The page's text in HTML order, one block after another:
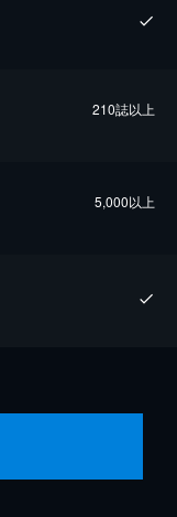
210誌以上
5,000以上